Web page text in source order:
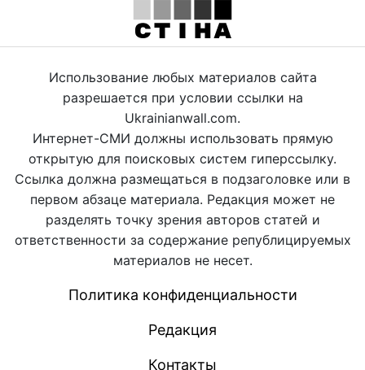
Использование любых материалов сайта
разрешается при условии ссылки на
Ukrainianwall.com.
Интернет-СМИ должны использовать прямую
открытую для поисковых систем гиперссылку.
Ссылка должна размещаться в подзаголовке или в
первом абзаце материала. Редакция может не
разделять точку зрения авторов статей и
ответственности за содержание републицируемых
материалов не несет.
Политика конфиденциальности
Редакция
Контакты